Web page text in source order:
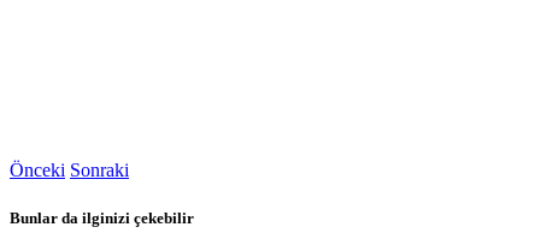
Önceki Sonraki
Bunlar da ilginizi çekebilir